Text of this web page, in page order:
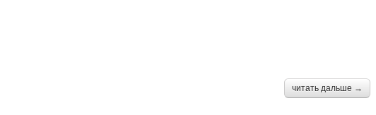
читать дальше →